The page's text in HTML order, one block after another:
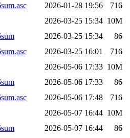
2026-01-28 19:56
716
2026-03-25 15:34 10M
2026-03-25 15:34
86
2026-03-25 16:01
716
2026-05-06 17:33 10M
2026-05-06 17:33
86
2026-05-06 17:48
716
2026-05-07 16:44 10M
2026-05-07 16:44
86